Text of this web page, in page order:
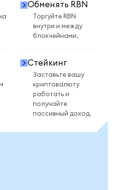
Обменять RBN
Торгуйте RBN
внутри и между
блокчейнами.
Стейкинг
Заставьте вашу
криптовалюту
работать и
получайте
пассивный доход.